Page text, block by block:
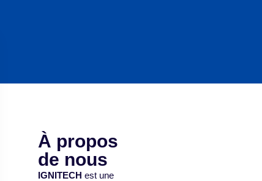
À propos
de nous
IGNITECH est une